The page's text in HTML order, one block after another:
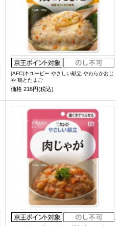
[AFC]キユーピー やさしい献立 やわらかおじ
や 鶏とたまご
価格 216円(税込)